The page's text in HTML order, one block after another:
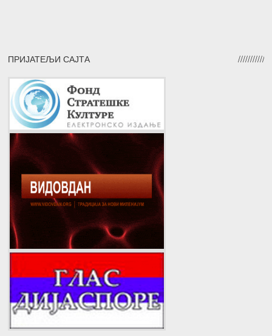
ПРИЈАТЕЉИ САЈТА